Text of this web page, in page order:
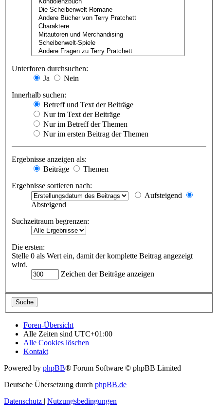
Unterforen durchsuchen:
Ja
Nein
Innerhalb suchen:
Betreff und Text der Beiträge
Nur im Text der Beiträge
Nur im Betreff der Themen
Nur im ersten Beitrag der Themen
Ergebnisse anzeigen als:
Beiträge
Themen
Ergebnisse sortieren nach:
Aufsteigend
Absteigend
Suchzeitraum begrenzen:
Die ersten:
Stelle 0 als Wert ein, damit der komplette Beitrag angezeigt
wird.
Zeichen der Beiträge anzeigen
Foren-Übersicht
Alle Zeiten sind UTC+01:00
Alle Cookies löschen
Kontakt
Powered by phpBB® Forum Software © phpBB Limited
Deutsche Übersetzung durch phpBB.de
Datenschutz | Nutzungsbedingungen